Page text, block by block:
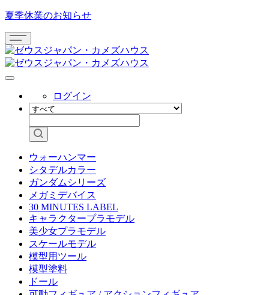
夏季休業のお知らせ
ログイン
ウォーハンマー
シタデルカラー
ガンダムシリーズ
メガミデバイス
30 MINUTES LABEL
キャラクタープラモデル
美少女プラモデル
スケールモデル
模型用ツール
模型塗料
ドール